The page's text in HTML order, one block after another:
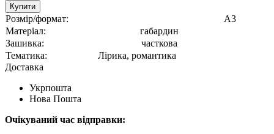
Купити
Розмір/формат:
А3
Матеріал:
габардин
Зашивка:
часткова
Тематика:
Лірика, романтика
Доставка
Укрпошта
Нова Пошта
Очікуваний час відправки: